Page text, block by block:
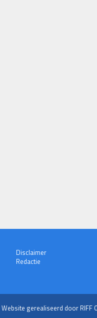
Disclaimer
Redactie
Website gerealiseerd door RIFF